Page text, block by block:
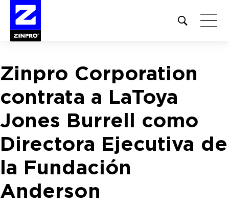
Open
site
Buscar:
Zinpro Corporation
contrata a LaToya
Jones Burrell como
Directora Ejecutiva de
la Fundación
Anderson